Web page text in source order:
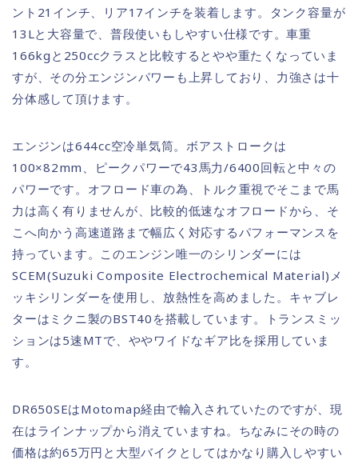
ント21インチ、リア17インチを装着します。タンク容量が
13Lと大容量で、普段使いもしやすい仕様です。車重
166kgと250ccクラスと比較するとやや重たくなっていま
すが、その分エンジンパワーも上昇しており、力強さは十
分体感して頂けます。
エンジンは644cc空冷単気筒。ボアストロークは
100×82mm、ピークパワーで43馬力/6400回転と中々の
パワーです。オフロード車の為、トルク重視でそこまで馬
力は高く有りませんが、比較的低速なオフロードから、そ
こへ向かう高速道路まで幅広く対応するパフォーマンスを
持っています。このエンジン唯一のシリンダーには
SCEM(Suzuki Composite Electrochemical Material)メ
ッキシリンダーを使用し、放熱性を高めました。キャブレ
ターはミクニ製のBST40を搭載しています。トランスミッ
ションは5速MTで、ややワイドなギア比を採用していま
す。
DR650SEはMotomap経由で輸入されていたのですが、現
在はラインナップから消えていますね。ちなみにその時の
価格は約65万円と大型バイクとしてはかなり購入しやすい